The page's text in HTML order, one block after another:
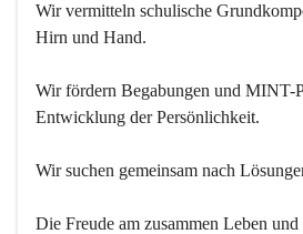
Wir vermitteln schulische
Hirn und Hand.
Wir fördern Begabungen und MINT-
Entwicklung der Persönlichkeit.
Wir suchen gemeinsam nach
Die Freude am zusammen Leben